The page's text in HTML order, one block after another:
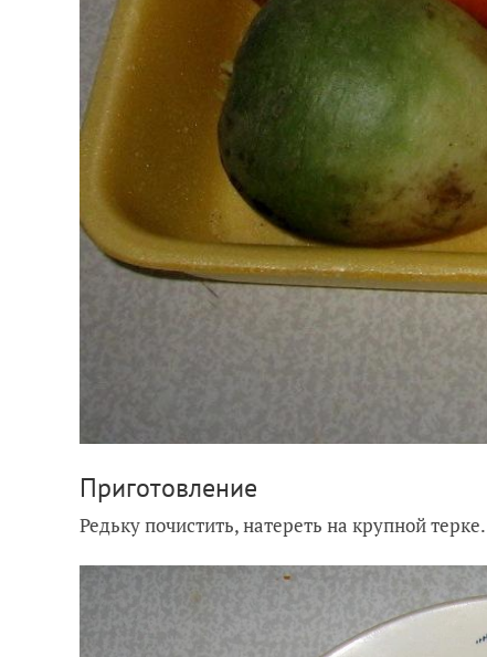
Приготовление
Редьку почистить, натереть на крупной терке.